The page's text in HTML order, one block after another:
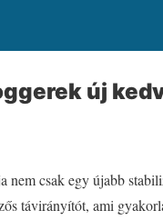
új
nem csak egy újabb
távirányítót, ami